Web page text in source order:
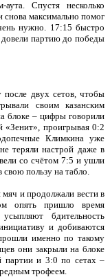
Спустя несколько
максимально помог
нужно. 17:15 быстро
довели партию до победы
после двух сетов, чтобы
своим казанским
блоке – цифры говорили
«Зенит», проигрывая 0:2
Климкина уже
теряли настрой даже в
со счётом 7:5 и ушли
пользу на табло.
и продолжали вести в
опять пришло время
бдительность
и добиваются
именно по такому
они закрыли на блоке
партии и 3:0 по сетах –
трофеем.